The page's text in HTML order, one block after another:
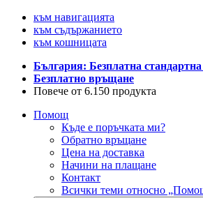
към навигацията
към съдържанието
към кошницата
България: Безплатна стандартна
Безплатно връщане
Повече от 6.150 продукта
Помощ
Къде е поръчката ми?
Обратно връщане
Цена на доставка
Начини на плащане
Контакт
Всички теми относно